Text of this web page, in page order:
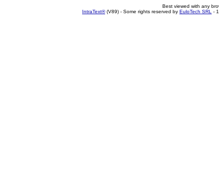
Best viewed with any
IntraText®(V89) - Some rights reserved by EuloTech SRL -